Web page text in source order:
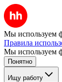
Мы используем
Правила
Мы используем
Понятно
Ищу работу